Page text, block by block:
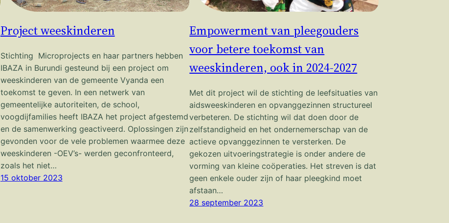
Project weeskinderen
Stichting Microprojects en haar partners hebben
IBAZA in Burundi gesteund bij een project om
weeskinderen van de gemeente Vyanda een
toekomst te geven. In een netwerk van
gemeentelijke autoriteiten, de school,
voogdijfamilies heeft IBAZA het project afgestemd
en de samenwerking geactiveerd. Oplossingen zijn
gevonden voor de vele problemen waarmee deze
weeskinderen -OEV’s- werden geconfronteerd,
zoals het niet…
15 oktober 2023
Empowerment van pleegouders
voor betere toekomst van
weeskinderen, ook in 2024-2027
Met dit project wil de stichting de leefsituaties van
aidsweeskinderen en opvanggezinnen structureel
verbeteren. De stichting wil dat doen door de
zelfstandigheid en het ondernemerschap van de
actieve opvanggezinnen te versterken. De
gekozen uitvoeringstrategie is onder andere de
vorming van kleine coöperaties. Het streven is dat
geen enkele ouder zijn of haar pleegkind moet
afstaan…
28 september 2023